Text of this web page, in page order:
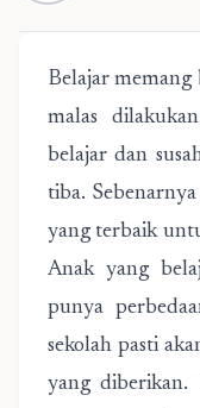
Belajar memang
malas
belajar dan
tiba.
yang terbaik
Anak yang
punya
sekolah pasti
yang diberikan.